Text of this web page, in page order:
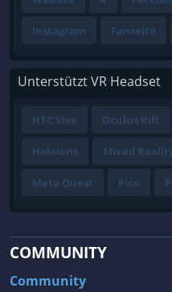
Instagram Fanseite
Unterstützt VR Headset
HTC Vive Oculus Rift
Hololens Mixed
Meta Quest Pico
COMMUNITY
Community